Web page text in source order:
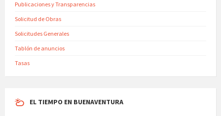
Publicaciones y Transparencias
Solicitud de Obras
Solicitudes Generales
Tablón de anuncios
Tasas
EL TIEMPO EN BUENAVENTURA